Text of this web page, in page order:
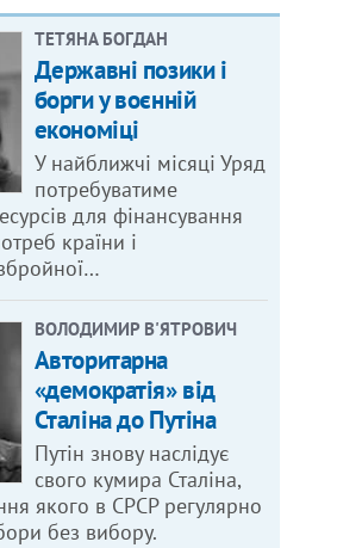
ТЕТЯНА БОГДАН
Державні позики і
борги у воєнній
економіці
У найближчі місяці Уряд
потребуватиме
для фінансування
країни і
ВОЛОДИМИР В'ЯТРОВИЧ
Авторитарна
«демократія» від
Сталіна до Путіна
Путін знову наслідує
свого кумира Сталіна,
якого в СРСР регулярно
без вибору.